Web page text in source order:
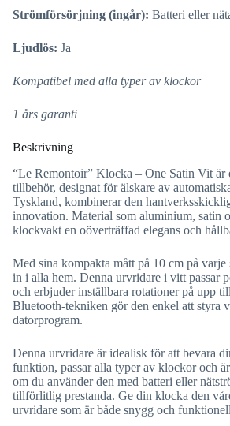
Strömförsörjning (ingår): Batteri eller
Ljudlös: Ja
Kompatibel med alla typer av klockor
1 års garanti
Beskrivning
“Le Remontoir” Klocka – One Satin Vit är
tillbehör, designat för älskare av
Tyskland, kombinerar den
innovation. Material som aluminium, satin
klockvakt en oöverträffad elegans och
Med sina kompakta mått på 10 cm på varje
in i alla hem. Denna urvridare i vitt passar
och erbjuder inställbara rotationer på upp
Bluetooth-tekniken gör den enkel att styra
datorprogram.
Denna urvridare är idealisk för att bevara
funktion, passar alla typer av klockor och
om du använder den med batteri eller
tillförlitlig prestanda. Ge din klocka den
urvridare som är både snygg och